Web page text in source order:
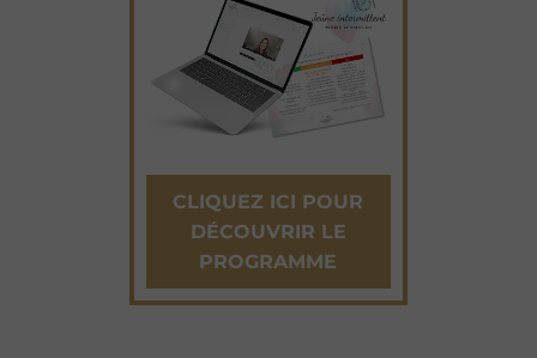
CLIQUEZ ICI POUR
DÉCOUVRIR LE
PROGRAMME